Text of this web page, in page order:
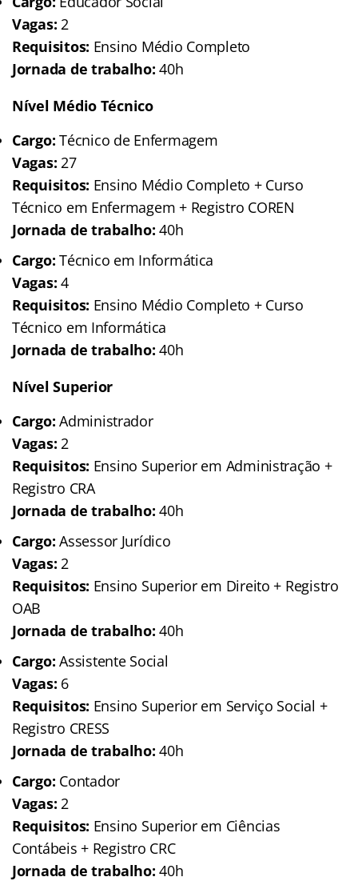
Vagas: 2
Requisitos: Ensino Médio Completo
Jornada de trabalho: 40h
Nível Médio Técnico
Cargo: Técnico de Enfermagem
Vagas: 27
Requisitos: Ensino Médio Completo + Curso
Técnico em Enfermagem + Registro COREN
Jornada de trabalho: 40h
Cargo: Técnico em Informática
Vagas: 4
Requisitos: Ensino Médio Completo + Curso
Técnico em Informática
Jornada de trabalho: 40h
Nível Superior
Cargo: Administrador
Vagas: 2
Requisitos: Ensino Superior em Administração +
Registro CRA
Jornada de trabalho: 40h
Cargo: Assessor Jurídico
Vagas: 2
Requisitos: Ensino Superior em Direito + Registro
OAB
Jornada de trabalho: 40h
Cargo: Assistente Social
Vagas: 6
Requisitos: Ensino Superior em Serviço Social +
Registro CRESS
Jornada de trabalho: 40h
Cargo: Contador
Vagas: 2
Requisitos: Ensino Superior em Ciências
Contábeis + Registro CRC
Jornada de trabalho: 40h